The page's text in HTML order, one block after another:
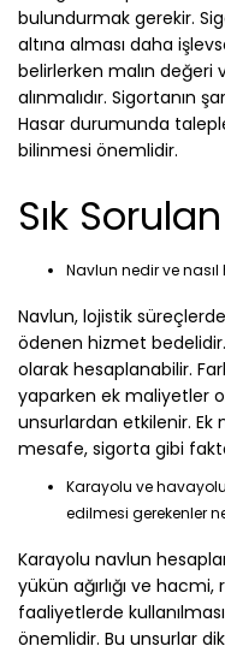
bulundurmak gerekir.
altına alması daha
belirlerken malın değeri
alınmalıdır. Sigortanın
Hasar durumunda
bilinmesi önemlidir.
Sık
Navlun nedir ve nasıl
Navlun, lojistik
ödenen hizmet bedelidir.
olarak hesaplanabilir.
yaparken ek maliyetler
unsurlardan etkilenir. Ek
mesafe, sigorta gibi
Karayolu ve
edilmesi gerekenler
Karayolu navlun
yükün ağırlığı ve
faaliyetlerde
önemlidir. Bu unsurlar